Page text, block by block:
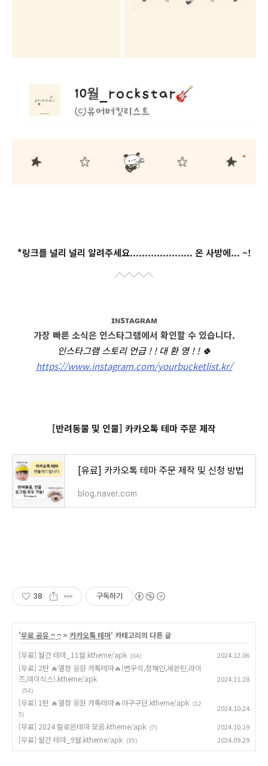
*링크를 널리 널리 알려주세요..................... 온 사방에... ~!
ɪɴsᴛᴀɢʀᴀᴍ
가장 빠른 소식은 인스타그램에서 확인할 수 있습니다.
인스타그램 스토리 언급 ! ! 대 환 영 ! ! 🍀
https://www.instagram.com/yourbucketlist.kr/
[반려동물 및 인물] 카카오톡 테마 주문 제작
[유료] 카카오톡 테마 주문 제작 및 신청 방법
blog.naver.com
38 구독하기
'무료 공유 ᴖ ̫ᴖ > 카카오톡 테마' 카테고리의 다른 글
[무료] 월간 테마_11월.ktheme/apk (34) 2024.12.06
[무료] 2탄 🔥열정 응원 카톡테마🔥(변우석,정해인,세븐틴,라이
즈,데이식스).ktheme/apk
(54)
2024.11.28
[무료] 1탄 🔥열정 응원 카톡테마🔥야구구단.ktheme/apk (12
5)
2024.10.24
[무료] 2024 할로윈테마 모음.ktheme/apk (7) 2024.10.19
[무료] 월간 테마_9월.ktheme/apk (35) 2024.09.29